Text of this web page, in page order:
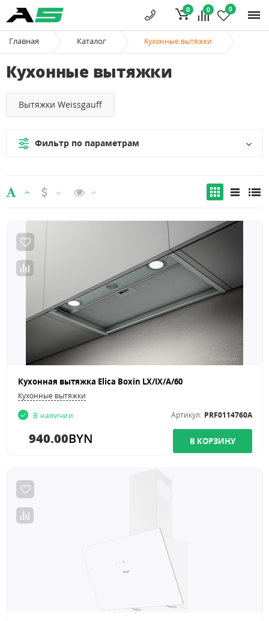
0 0
0
Главная Каталог Кухонные вытяжки
Кухонные вытяжки
Вытяжки Weissgauff
Фильтр по параметрам
Кухонная вытяжка Elica Boxin LX/IX/A/60
Кухонные вытяжки
В наличии
Артикул: PRF0114760A
940.00BYN